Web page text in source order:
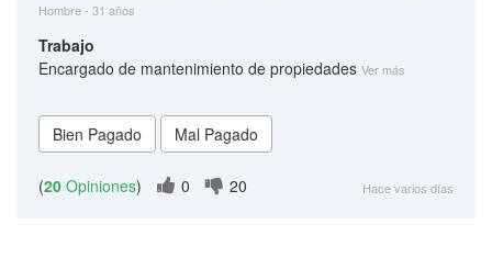
Hombre - 31 años
Trabajo
Encargado de mantenimiento de propiedades Ver más
(20 Opiniones) 0 20 Hace varios días